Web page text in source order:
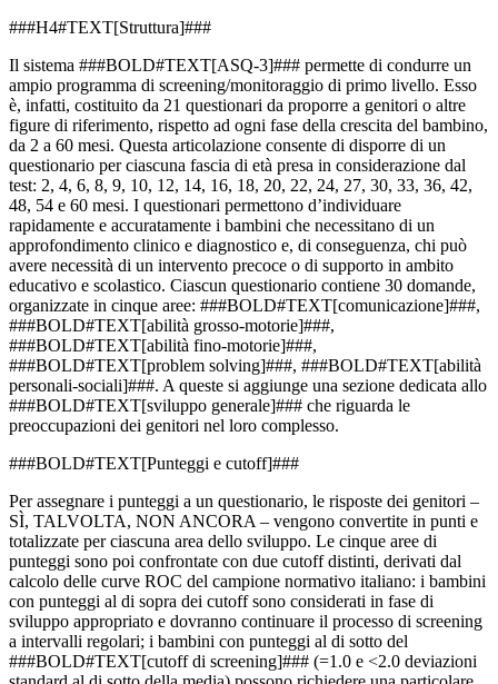
###H4#TEXT[Struttura]###
Il sistema ###BOLD#TEXT[ASQ-3]### permette di condurre un
ampio programma di screening/monitoraggio di primo livello. Esso
è, infatti, costituito da 21 questionari da proporre a genitori o altre
figure di riferimento, rispetto ad ogni fase della crescita del bambino,
da 2 a 60 mesi. Questa articolazione consente di disporre di un
questionario per ciascuna fascia di età presa in considerazione dal
test: 2, 4, 6, 8, 9, 10, 12, 14, 16, 18, 20, 22, 24, 27, 30, 33, 36, 42,
48, 54 e 60 mesi. I questionari permettono d’individuare
rapidamente e accuratamente i bambini che necessitano di un
approfondimento clinico e diagnostico e, di conseguenza, chi può
avere necessità di un intervento precoce o di supporto in ambito
educativo e scolastico. Ciascun questionario contiene 30 domande,
organizzate in cinque aree: ###BOLD#TEXT[comunicazione]###,
###BOLD#TEXT[abilità grosso-motorie]###,
###BOLD#TEXT[abilità fino-motorie]###,
###BOLD#TEXT[problem solving]###, ###BOLD#TEXT[abilità
personali-sociali]###. A queste si aggiunge una sezione dedicata allo
###BOLD#TEXT[sviluppo generale]### che riguarda le
preoccupazioni dei genitori nel loro complesso.
###BOLD#TEXT[Punteggi e cutoff]###
Per assegnare i punteggi a un questionario, le risposte dei genitori –
SÌ, TALVOLTA, NON ANCORA – vengono convertite in punti e
totalizzate per ciascuna area dello sviluppo. Le cinque aree di
punteggi sono poi confrontate con due cutoff distinti, derivati dal
calcolo delle curve ROC del campione normativo italiano: i bambini
con punteggi al di sopra dei cutoff sono considerati in fase di
sviluppo appropriato e dovranno continuare il processo di screening
a intervalli regolari; i bambini con punteggi al di sotto del
###BOLD#TEXT[cutoff di screening]### (=1.0 e <2.0 deviazioni